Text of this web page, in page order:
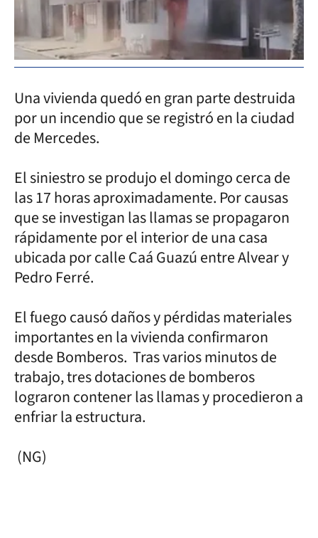
Una vivienda quedó en gran parte destruida
por un incendio que se registró en la ciudad
de Mercedes.
El siniestro se produjo el domingo cerca de
las 17 horas aproximadamente. Por causas
que se investigan las llamas se propagaron
rápidamente por el interior de una casa
ubicada por calle Caá Guazú entre Alvear y
Pedro Ferré.
El fuego causó daños y pérdidas materiales
importantes en la vivienda confirmaron
desde Bomberos. Tras varios minutos de
trabajo, tres dotaciones de bomberos
lograron contener las llamas y procedieron a
enfriar la estructura.
(NG)